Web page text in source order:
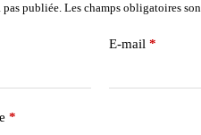
pas publiée. Les champs obligatoires
E-mail *
*